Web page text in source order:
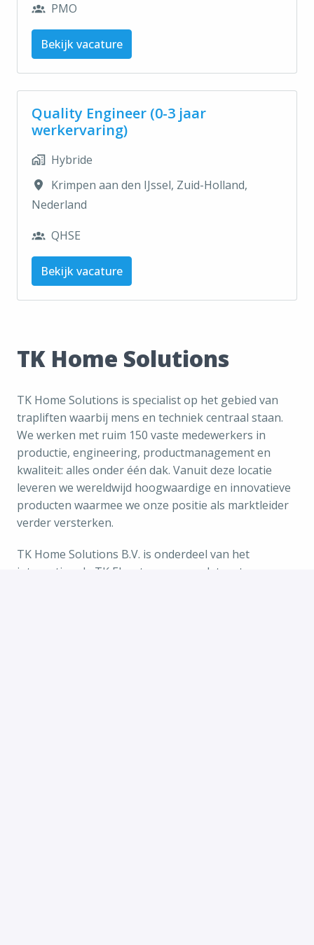
PMO
Bekijk vacature
Quality Engineer (0-3 jaar
werkervaring)
Hybride
Krimpen aan den IJssel, Zuid-Holland,
Nederland
QHSE
Bekijk vacature
TK Home Solutions
TK Home Solutions is specialist op het gebied van
trapliften waarbij mens en techniek centraal staan.
We werken met ruim 150 vaste medewerkers in
productie, engineering, productmanagement en
kwaliteit: alles onder één dak. Vanuit deze locatie
leveren we wereldwijd hoogwaardige en innovatieve
producten waarmee we onze positie als marktleider
verder versterken.
TK Home Solutions B.V. is onderdeel van het
internationale TK Elevator concern dat met